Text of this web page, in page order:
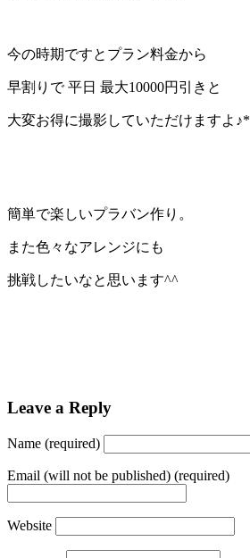
今の時期ですとプラン料金から
早割りで 平日 最大10000円引きと
大変お得に撮影していただけますよ♪*
簡単で楽しいプラバン作り。
また色々なアレンジにも
挑戦したいなと思います^^
Leave a Reply
Name (required)
Email (will not be published) (required)
Website